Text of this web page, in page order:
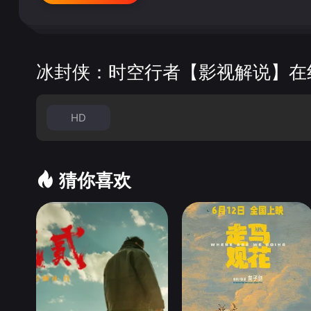
冰封侠：时空行者【影视解说】
HD
猜你喜欢